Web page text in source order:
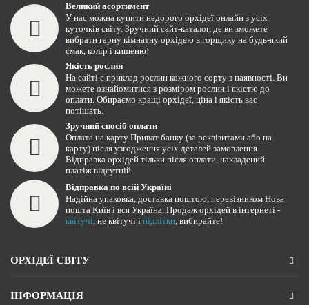
Великий асортимент
У нас можна купити недорого орхідеї онлайн з усіх
куточків світу. Зручний сайт-каталог, де ви зможете
вибрати гарну кімнатну орхідею в горщику на будь-який
смак, колір і кишеню!
Якість рослин
На сайті є приклад рослин кожного сорту з наявності. Ви
можете ознайомитися з розміром рослин і якістю до
оплати. Обираємо кращі орхідеї, ціна і якість вас
потішать.
Зручний спосіб оплати
Оплата на карту Приват банку (за реквізитами або на
карту) після узгодження усіх деталей замовлення.
Відправка орхідей тільки після оплати, накладений
платіж відсутній.
Відправка по всій Україні
Надійна упаковка, доставка поштою, перевізником Нова
пошта Київ і вся Україна. Продаж орхідей в інтернеті -
квітучі, не квітучі і підлітки, вибирайте!
ОРХІДЕЇ СВІТУ
ІНФОРМАЦІЯ